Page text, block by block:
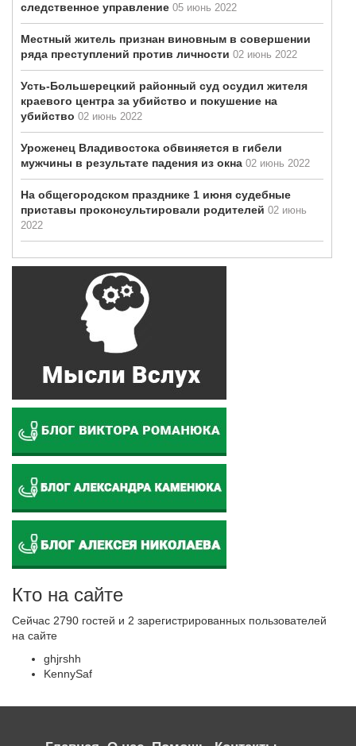
следственное управление 05 июнь 2022
Местный житель признан виновным в совершении
ряда преступлений против личности 02 июнь 2022
Усть-Большерецкий районный суд осудил жителя
краевого центра за убийство и покушение на
убийство 02 июнь 2022
Уроженец Владивостока обвиняется в гибели
мужчины в результате падения из окна 02 июнь 2022
На общегородском празднике 1 июня судебные
приставы проконсультировали родителей 02 июнь
2022
Кто на сайте
Сейчас 2790 гостей и 2 зарегистрированных пользователей
на сайте
ghjrshh
KennySaf